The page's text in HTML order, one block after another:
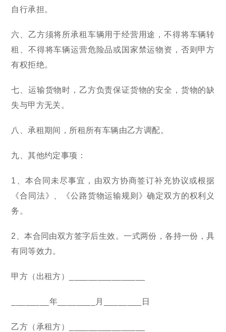
自行承担。
六、乙方须将所承租车辆用于经营用途，不得将车辆转
租、不得将车辆运营危险品或国家禁运物资，否则甲方
有权拒绝。
七、运输货物时，乙方负责保证货物的安全，货物的缺
失与甲方无关。
八、承租期间，所租所有车辆由乙方调配。
九、其他约定事项：
1、本合同未尽事宜，由双方协商签订补充协议或根据
《合同法》、《公路货物运输规则》确定双方的权利义
务。
2、本合同由双方签字后生效。一式两份，各持一份，具
有同等效力。
甲方（出租方）________________
________年________月________日
乙方（承租方）________________